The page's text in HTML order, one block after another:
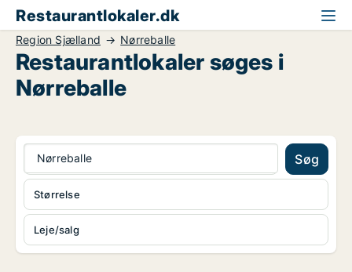
Restaurantlokaler.dk
Region Sjælland Nørreballe
Restaurantlokaler søges i
Nørreballe
Nørreballe Søg
Leje/salg
Størrelse